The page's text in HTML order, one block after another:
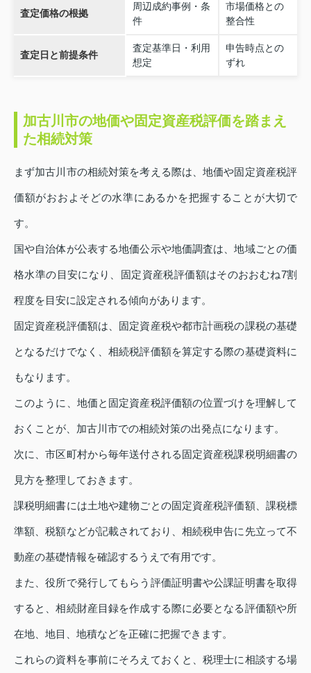
査定価格の根拠
周辺成約事例・条
件
市場価格との
整合性
査定日と前提条件
査定基準日・利用
想定
申告時点との
ずれ
加古川市の地価や固定資産税評価を踏まえ
た相続対策
まず加古川市の相続対策を考える際は、地価や固定資産税評
価額がおおよそどの水準にあるかを把握することが大切で
す。
国や自治体が公表する地価公示や地価調査は、地域ごとの価
格水準の目安になり、固定資産税評価額はそのおおむね7割
程度を目安に設定される傾向があります。
固定資産税評価額は、固定資産税や都市計画税の課税の基礎
となるだけでなく、相続税評価額を算定する際の基礎資料に
もなります。
このように、地価と固定資産税評価額の位置づけを理解して
おくことが、加古川市での相続対策の出発点になります。
次に、市区町村から毎年送付される固定資産税課税明細書の
見方を整理しておきます。
課税明細書には土地や建物ごとの固定資産税評価額、課税標
準額、税額などが記載されており、相続税申告に先立って不
動産の基礎情報を確認するうえで有用です。
また、役所で発行してもらう評価証明書や公課証明書を取得
すると、相続財産目録を作成する際に必要となる評価額や所
在地、地目、地積などを正確に把握できます。
これらの資料を事前にそろえておくと、税理士に相談する場